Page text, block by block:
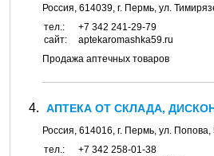
Россия, 614039, г. Пермь, ул.
тел.:
+7 342 241-29-79
сайт:
aptekaromashka59.ru
Продажа аптечных товаров
АПТЕКА ОТ СКЛАДА,
Россия, 614016, г. Пермь, ул. Попова,
тел.:
+7 342 258-01-38